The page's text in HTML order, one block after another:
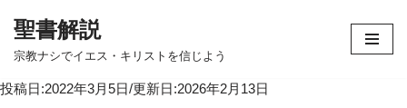
コ
テ
聖書解説
宗教ナシでイエス・キリストを信じよう
投稿日:2022年3月5日/更新日:2026年2月13日